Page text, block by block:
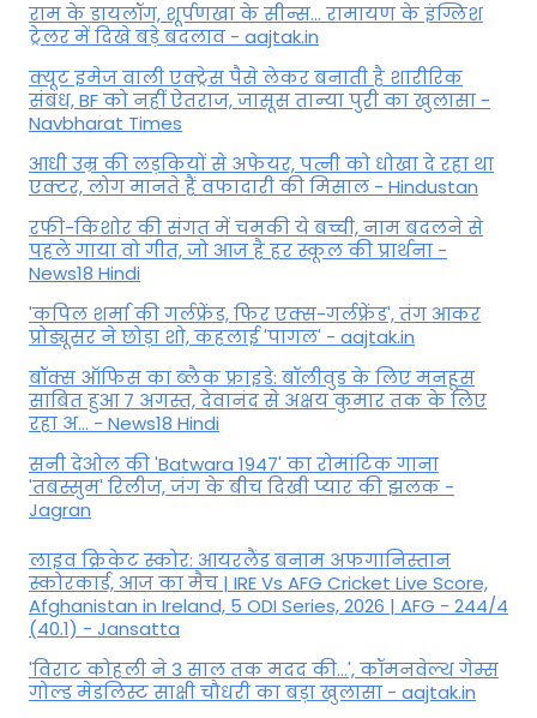
राम के डायलॉग, शूर्पणखा के सीन्स... रामायण के इंग्लिश
ट्रेलर में दिखे बड़े बदलाव - aajtak.in
क्यूट इमेज वाली एक्ट्रेस पैसे लेकर बनाती है शारीरिक
संबंध, BF को नहीं ऐतराज, जासूस तान्‍या पुरी का खुलासा -
Navbharat Times
आधी उम्र की लड़कियों से अफेयर, पत्नी को धोखा दे रहा था
एक्टर, लोग मानते हैं वफादारी की मिसाल - Hindustan
रफी-किशोर की संगत में चमकी ये बच्ची, नाम बदलने से
पहले गाया वो गीत, जो आज है हर स्कूल की प्रार्थना -
News18 Hindi
'कपिल शर्मा की गर्लफ्रेंड, फिर एक्स-गर्लफ्रेंड', तंग आकर
प्रोड्यूसर ने छोड़ा शो, कहलाई 'पागल' - aajtak.in
बॉक्स ऑफिस का ब्लैक फ्राइडे: बॉलीवुड के लिए मनहूस
साबित हुआ 7 अगस्त, देवानंद से अक्षय कुमार तक के लिए
रहा अ... - News18 Hindi
सनी देओल की 'Batwara 1947' का रोमांटिक गाना
'तबस्सुम' रिलीज, जंग के बीच दिखी प्यार की झलक -
Jagran
लाइव क्रिकेट स्कोर: आयरलैंड बनाम अफगानिस्तान
स्कोरकार्ड, आज का मैच | IRE Vs AFG Cricket Live Score,
Afghanistan in Ireland, 5 ODI Series, 2026 | AFG - 244/4
(40.1) - Jansatta
'विराट कोहली ने 3 साल तक मदद की...', कॉमनवेल्थ गेम्स
गोल्ड मेडलिस्ट साक्षी चौधरी का बड़ा खुलासा - aajtak.in